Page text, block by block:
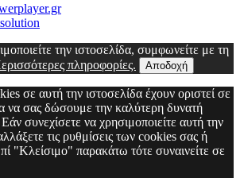
την ιστοσελίδα, συμφωνείτε με τη
πληροφορίες. Αποδοχή
σε αυτή την ιστοσελίδα έχουν οριστεί σε
να σας δώσουμε την καλύτερη δυνατή
συνεχίσετε να χρησιμοποιείτε αυτή την
τις ρυθμίσεις των cookies σας ή
"Κλείσιμο" παρακάτω τότε συναινείτε σε